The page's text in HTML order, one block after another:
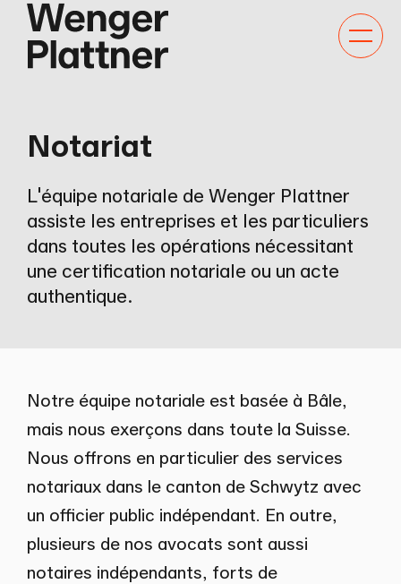
la
Notariat
L'équipe notariale de Wenger Plattner
assiste les entreprises et les particuliers
dans toutes les opérations nécessitant
une certification notariale ou un acte
authentique.
Notre équipe notariale est basée à Bâle,
mais nous exerçons dans toute la Suisse.
Nous offrons en particulier des services
notariaux dans le canton de Schwytz avec
un officier public indépendant. En outre,
plusieurs de nos avocats sont aussi
notaires indépendants, forts de